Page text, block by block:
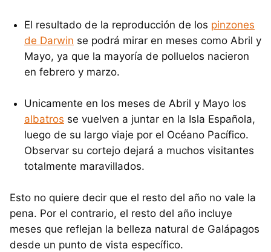
El resultado de la reproducción de los pinzones
de Darwin se podrá mirar en meses como Abril y
Mayo, ya que la mayoría de polluelos nacieron
en febrero y marzo.
Unicamente en los meses de Abril y Mayo los
albatros se vuelven a juntar en la Isla Española,
luego de su largo viaje por el Océano Pacífico.
Observar su cortejo dejará a muchos visitantes
totalmente maravillados.
Esto no quiere decir que el resto del año no vale la
pena. Por el contrario, el resto del año incluye
meses que reflejan la belleza natural de Galápagos
desde un punto de vista específico.